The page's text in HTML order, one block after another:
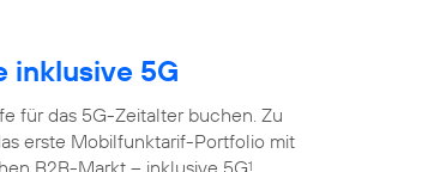
inklusive 5G
für das 5G-Zeitalter buchen. Zu
erste Mobilfunktarif-Portfolio mit
B2B-Markt – inklusive 5G1